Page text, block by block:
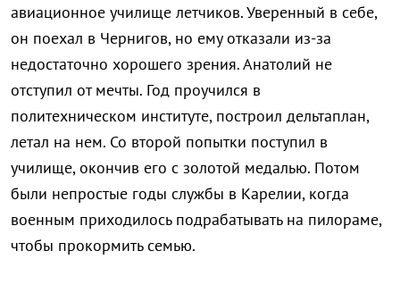
авиационное училище летчиков. Уверенный в себе,
он поехал в Чернигов, но ему отказали из-за
недостаточно хорошего зрения. Анатолий не
отступил от мечты. Год проучился в
политехническом институте, построил дельтаплан,
летал на нем. Со второй попытки поступил в
училище, окончив его с золотой медалью. Потом
были непростые годы службы в Карелии, когда
военным приходилось подрабатывать на пилораме,
чтобы прокормить семью.